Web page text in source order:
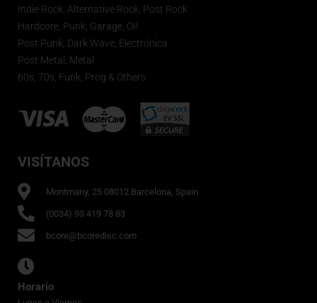
Indie Rock, Alternative Rock, Post Rock
Hardcore, Punk, Garage, OI!
Post Punk, Dark Wave, Electrónica
Post Metal, Metal
60s, 70s, Funk, Prog & Others
VISÍTANOS
Montmany, 25 08012 Barcelona, Spain
(0034) 93 419 78 83
bcore@bcoredisc.com
Horario